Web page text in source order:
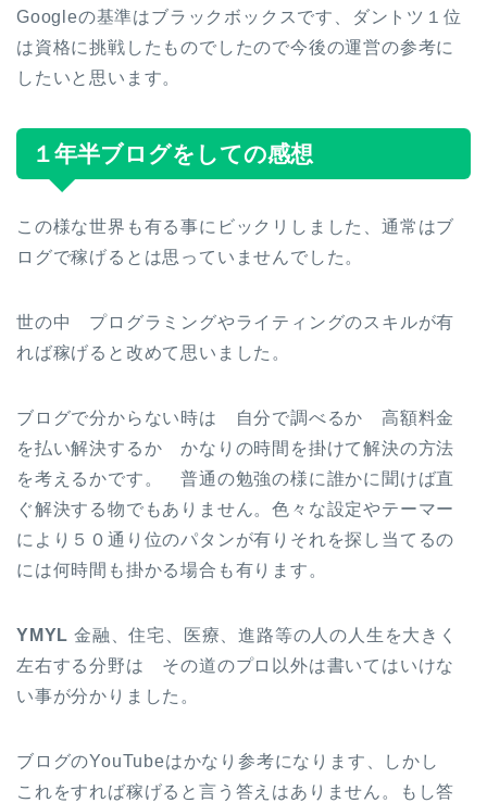
Googleの基準はブラックボックスです、ダントツ１位
は資格に挑戦したものでしたので今後の運営の参考に
したいと思います。
１年半ブログをしての感想
この様な世界も有る事にビックリしました、通常はブ
ログで稼げるとは思っていませんでした。
世の中 プログラミングやライティングのスキルが有
れば稼げると改めて思いました。
ブログで分からない時は 自分で調べるか 高額料金
を払い解決するか かなりの時間を掛けて解決の方法
を考えるかです。 普通の勉強の様に誰かに聞けば直
ぐ解決する物でもありません。色々な設定やテーマー
により５０通り位のパタンが有りそれを探し当てるの
には何時間も掛かる場合も有ります。
YMYL 金融、住宅、医療、進路等の人の人生を大きく
左右する分野は その道のプロ以外は書いてはいけな
い事が分かりました。
ブログのYouTubeはかなり参考になります、しかし
これをすれば稼げると言う答えはありません。もし答